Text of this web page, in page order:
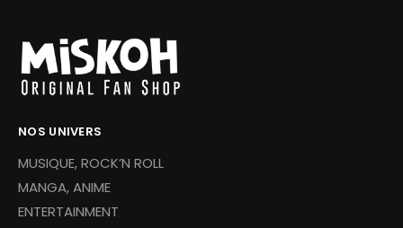
NOS UNIVERS
MUSIQUE, ROCK’N ROLL
MANGA, ANIME
ENTERTAINMENT